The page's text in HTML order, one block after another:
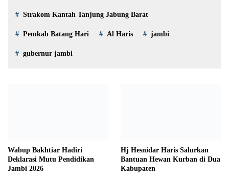
Strakom Kantah Tanjung Jabung Barat
Pemkab Batang Hari Al Haris jambi
gubernur jambi
Wabup Bakhtiar Hadiri
Deklarasi Mutu Pendidikan
Jambi 2026
Hj Hesnidar Haris Salurkan
Bantuan Hewan Kurban di Dua
Kabupaten